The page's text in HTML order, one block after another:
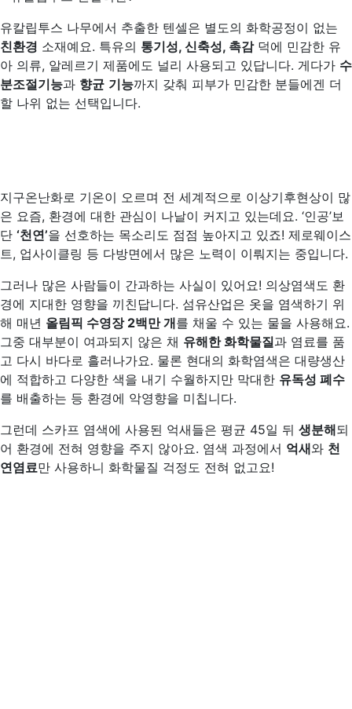
유칼립투스 나무에서 추출한 텐셀은 별도의 화학공정이 없는
친환경 소재예요. 특유의 통기성, 신축성, 촉감덕에 민감한 유
아 의류, 알레르기 제품에도 널리 사용되고 있답니다. 게다가 수
분조절기능과 향균 기능까지 갖춰 피부가 민감한 분들에겐 더
할 나위 없는 선택입니다.
지구온난화로 기온이 오르며 전 세계적으로 이상기후현상이 많
은 요즘, 환경에 대한 관심이 나날이 커지고 있는데요. ‘인공’보
단 ‘천연’을 선호하는 목소리도 점점 높아지고 있죠! 제로웨이스
트, 업사이클링 등 다방면에서 많은 노력이 이뤄지는 중입니다.
그러나 많은 사람들이 간과하는 사실이 있어요! 의상염색도 환
경에 지대한 영향을 끼친답니다. 섬유산업은 옷을 염색하기 위
해 매년 올림픽 수영장 2백만 개를 채울 수 있는 물을 사용해요.
그중 대부분이 여과되지 않은 채 유해한 화학물질과 염료를 품
고 다시 바다로 흘러나가요. 물론 현대의 화학염색은 대량생산
에 적합하고 다양한 색을 내기 수월하지만 막대한 유독성 폐수
를 배출하는 등 환경에 악영향을 미칩니다.
그런데 스카프 염색에 사용된 억새들은 평균 45일 뒤 생분해되
어 환경에 전혀 영향을 주지 않아요. 염색 과정에서 억새와 천
연염료만 사용하니 화학물질 걱정도 전혀 없고요!